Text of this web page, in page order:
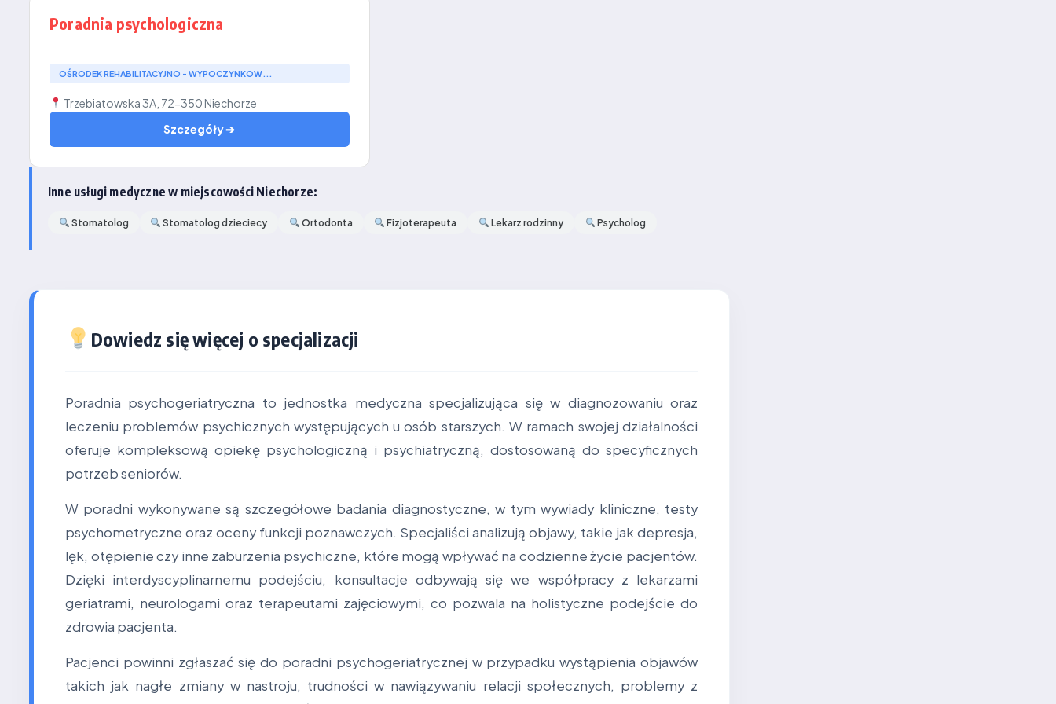
Poradnia psychologiczna
OŚRODEK REHABILITACYJNO - WYPOCZYNKOW...
Trzebiatowska 3A, 72-350 Niechorze
Szczegóły ➔
Inne usługi medyczne w miejscowości Niechorze:
Stomatolog Stomatolog dzieciecy Ortodonta Fizjoterapeuta Lekarz rodzinny Psycholog
Dowiedz się więcej o specjalizacji
Poradnia psychogeriatryczna to jednostka medyczna specjalizująca się w diagnozowaniu oraz
leczeniu problemów psychicznych występujących u osób starszych. W ramach swojej działalności
oferuje kompleksową opiekę psychologiczną i psychiatryczną, dostosowaną do specyficznych
potrzeb seniorów.
W poradni wykonywane są szczegółowe badania diagnostyczne, w tym wywiady kliniczne, testy
psychometryczne oraz oceny funkcji poznawczych. Specjaliści analizują objawy, takie jak depresja,
lęk, otępienie czy inne zaburzenia psychiczne, które mogą wpływać na codzienne życie pacjentów.
Dzięki interdyscyplinarnemu podejściu, konsultacje odbywają się we współpracy z lekarzami
geriatrami, neurologami oraz terapeutami zajęciowymi, co pozwala na holistyczne podejście do
zdrowia pacjenta.
Pacjenci powinni zgłaszać się do poradni psychogeriatrycznej w przypadku wystąpienia objawów
takich jak nagłe zmiany w nastroju, trudności w nawiązywaniu relacji społecznych, problemy z